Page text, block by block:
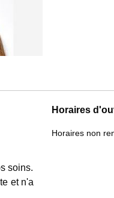
Horaires
Horaires non
soins.
et n'a